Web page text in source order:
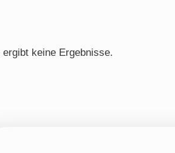
ergibt keine Ergebnisse.